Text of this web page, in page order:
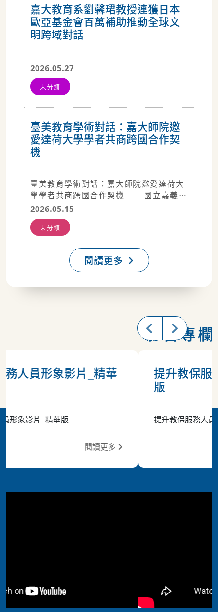
嘉大教育系劉馨珺教授連獲日本
歐亞基金會百萬補助推動全球文
明跨域對話
2026.05.27
未分類
臺美教育學術對話：嘉大師院邀
愛達荷大學學者共商跨國合作契
機
臺美教育學術對話：嘉大師院邀愛達荷大
學學者共商跨國合作契機 國立嘉義大
學師範學院於 2026 年 5 月 14 日，在民
雄校區教育館 4 樓 413 教室舉辦學術合
作座談會。本次交流特別邀請美國愛達荷
Hollingshead 博士蒞校指導，與師院各
學系主管及教師進行深度對話。 座談
荷大學的學術特色，師院陳明聰院長亦針
共同研究等協作機會展開熱烈討論。師院
陳院長表示，期盼透過與國際頂尖學者的
合作關係。 圖1 愛達荷大學
Hollingshead主任與嘉義大學陳明聰院
長於交流會中進行禮物交換，象徵兩校深
化夥伴關係與持續推動國際合作 圖2 嘉大
師範學院陳明聰院長簡報學院學術發展現
達荷大學 Hollingshead 主任向嘉大師院
各學系主管與教師介紹該校學術團隊與特
色，雙方針對全球教育趨勢進行深度對話
2026.05.15
未分類
閱讀更多
提升教保服務人員形象影片_完整
提升教保服務人員形象影片_完整版